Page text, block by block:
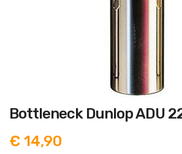
Ga
naar
begin
van
Bottleneck Dunlop ADU
€ 14,90